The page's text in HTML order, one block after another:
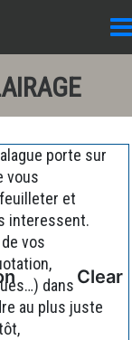
Clear
porte sur
vous
et
interessent.
vos
dans
au plus juste